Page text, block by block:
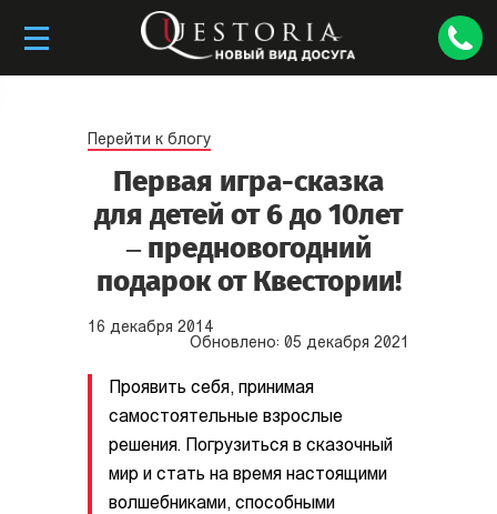
Перейти к блогу
Первая игра-сказка
для детей от 6 до 10лет
– предновогодний
подарок от Квестории!
16 декабря 2014
Обновлено: 05 декабря 2021
Проявить себя, принимая
самостоятельные взрослые
решения. Погрузиться в сказочный
мир и стать на время настоящими
волшебниками, способными